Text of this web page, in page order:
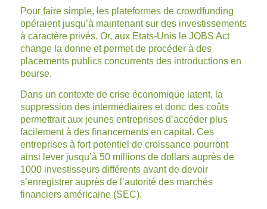
Pour faire simple, les plateformes de crowdfunding
opéraient jusqu’à maintenant sur des investissements
à caractère privés. Or, aux Etats-Unis le JOBS Act
change la donne et permet de procéder à des
placements publics concurrents des introductions en
bourse.
Dans un contexte de crise économique latent, la
suppression des intermédiaires et donc des coûts
permettrait aux jeunes entreprises d’accéder plus
facilement à des financements en capital. Ces
entreprises à fort potentiel de croissance pourront
ainsi lever jusqu’à 50 millions de dollars auprès de
1000 investisseurs différents avant de devoir
s’enregistrer auprès de l’autorité des marchés
financiers américaine (SEC).